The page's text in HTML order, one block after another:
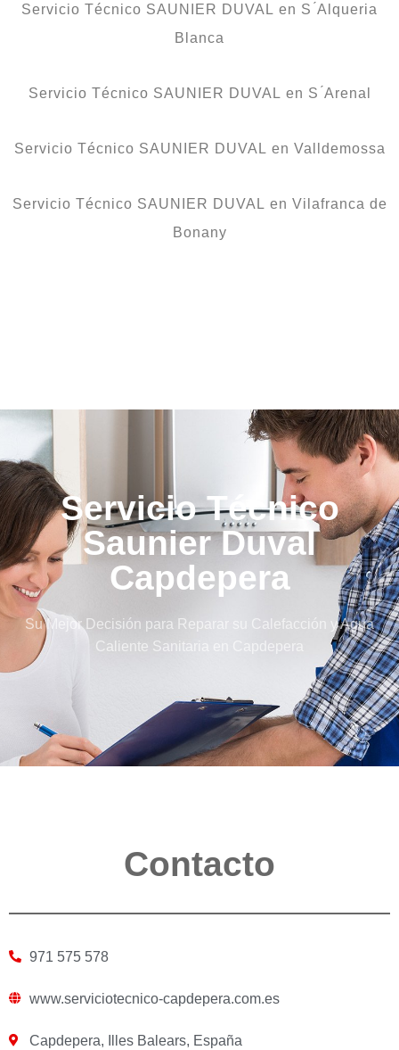
Servicio Técnico SAUNIER DUVAL en S ́Alqueria
Blanca
Servicio Técnico SAUNIER DUVAL en S ́Arenal
Servicio Técnico SAUNIER DUVAL en Valldemossa
Servicio Técnico SAUNIER DUVAL en Vilafranca de
Bonany
Servicio Técnico
Saunier Duval
Capdepera
Su Mejor Decisión para Reparar su Calefacción y Agua
Caliente Sanitaria en Capdepera
Contacto
971 575 578
www.serviciotecnico-capdepera.com.es
Capdepera, Illes Balears, España